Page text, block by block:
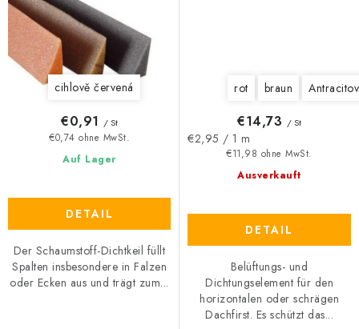
cihlově červená
Auf Lager
€0,74 ohne MwSt.
€0,91 / St
DETAIL
Der Schaumstoff-Dichtkeil füllt
Spalten insbesondere in Falzen
oder Ecken aus und trägt zum...
rot braun
Ausverkauft
€11,98 ohne MwSt.
€14,73 / St
Verkaufspreis:
€2,95 / 1 m
DETAIL
Belüftungs- und
Dichtungselement für den
horizontalen oder schrägen
Dachfirst. Es schützt das...